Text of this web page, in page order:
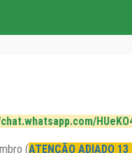
(ATENÇÃO ADIADO